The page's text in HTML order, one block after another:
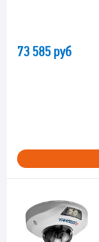
73 585 руб